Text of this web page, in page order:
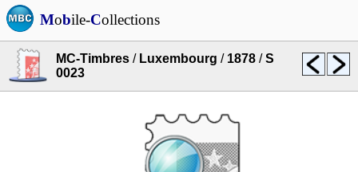
Mobile-Collections
MC-Timbres / Luxembourg / 1878 /S
0023